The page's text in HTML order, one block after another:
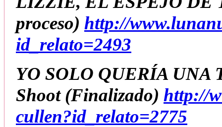
proceso) http://
id_relato=2493
YO SOLO QUERÍA UNA
Shoot (Finalizado) http://
cullen?id_relato=2775